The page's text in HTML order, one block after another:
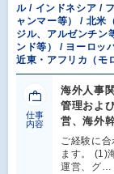
ル / インドネシア /
ャンマー等） / 北米
ジル、アルゼンチン
ンド等） / ヨーロッ
近東・アフリカ（モ
仕事
内容
海外人事
管理およ
営、海外
ご経験に
ます。 (1)
運営、グ…